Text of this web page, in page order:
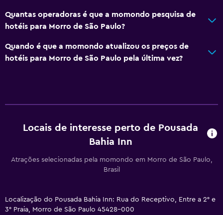
Piscina exterior
Piscina pequena
Toalhas para piscina
Quarto para não fumadores
Pisos superiores acessíveis por escadas
Ar livre
Cadeiras de praia
Varanda
Quantas operadoras é que a momondo pesquisa de
hotéis para Morro de São Paulo?
Quando é que a momondo atualizou os preços de
hotéis para Morro de São Paulo pela última vez?
Locais de interesse perto de Pousada
Bahia Inn
Atrações selecionadas pela momondo em Morro de São Paulo,
Brasil
Localização do Pousada Bahia Inn: Rua do Receptivo, Entre a 2° e
3° Praia, Morro de São Paulo 45428-000